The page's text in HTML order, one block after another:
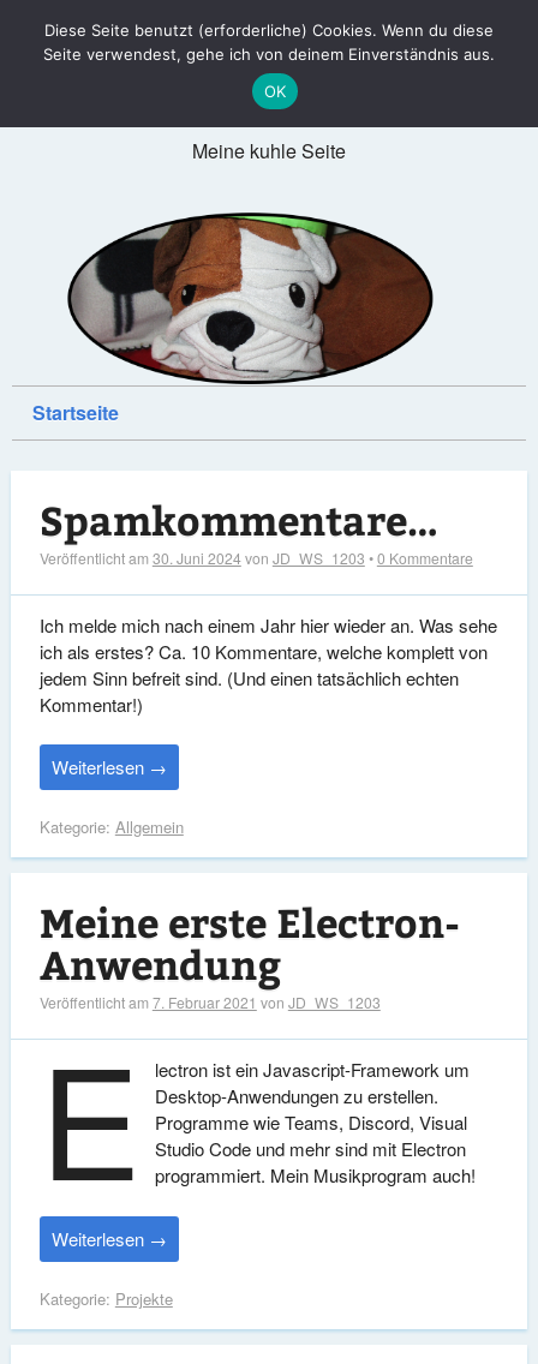
Justus' coole Seite
Meine kuhle Seite
Startseite
Spamkommentare…
Veröffentlicht am30. Juni 2024von JD_WS_1203 •0 Kommentare
Ich melde mich nach einem Jahr hier wieder an. Was sehe
ich als erstes? Ca. 10 Kommentare, welche komplett von
jedem Sinn befreit sind. (Und einen tatsächlich echten
Kommentar!)
Weiterlesen →
Kategorie: Allgemein
Meine erste Electron-
Anwendung
Veröffentlicht am7. Februar 2021 von JD_WS_1203
E
lectron ist ein Javascript-Framework um
Desktop-Anwendungen zu erstellen.
Programme wie Teams, Discord, Visual
Studio Code und mehr sind mit Electron
programmiert. Mein Musikprogram auch!
Weiterlesen →
Kategorie: Projekte
Diese Seite benutzt (erforderliche) Cookies. Wenn du diese
Seite verwendest, gehe ich von deinem Einverständnis aus.
OK